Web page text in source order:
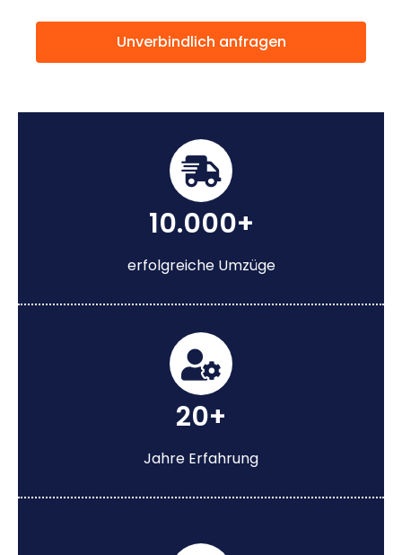
Unverbindlich anfragen
10.000+
erfolgreiche Umzüge
20+
Jahre Erfahrung